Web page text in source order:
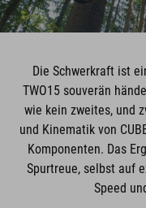
Die Schwerkraft ist
TWO15 souverän
wie kein zweites, und
und Kinematik von
Komponenten. Das
Spurtreue, selbst auf
Speed